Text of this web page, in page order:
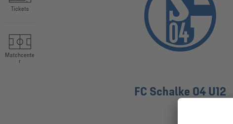
Tickets
Matchcente
r
FC Schalke 04 U12